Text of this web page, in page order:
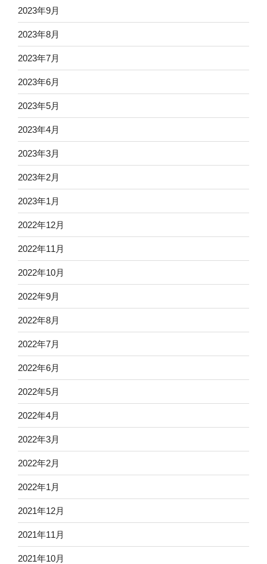
2023年9月
2023年8月
2023年7月
2023年6月
2023年5月
2023年4月
2023年3月
2023年2月
2023年1月
2022年12月
2022年11月
2022年10月
2022年9月
2022年8月
2022年7月
2022年6月
2022年5月
2022年4月
2022年3月
2022年2月
2022年1月
2021年12月
2021年11月
2021年10月